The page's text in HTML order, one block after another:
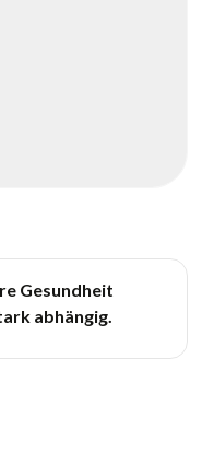
Gesundheit
abhängig.